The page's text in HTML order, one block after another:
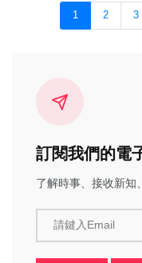
1 2 3
訂閱我們的電
了解時事、接收新知
請鍵入Email